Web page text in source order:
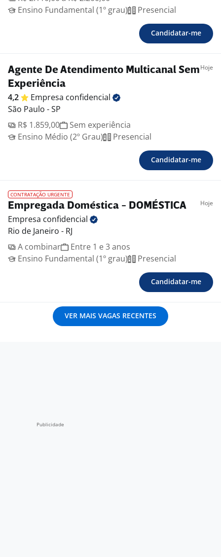
Ensino Fundamental (1º grau)
Presencial
Candidatar-me
Agente De Atendimento Multicanal Sem
Experiência
Hoje
4,2 Empresa confidencial
São Paulo - SP
R$ 1.859,00
Sem experiência
Ensino Médio (2º Grau)
Presencial
Candidatar-me
CONTRATAÇÃO URGENTE
Empregada Doméstica - DOMÉSTICA Hoje
Empresa confidencial
Rio de Janeiro - RJ
A combinar
Entre 1 e 3 anos
Ensino Fundamental (1º grau)
Presencial
Candidatar-me
VER MAIS VAGAS RECENTES